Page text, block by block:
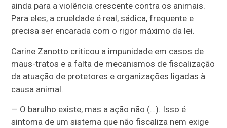
ainda para a violência crescente contra os animais.
Para eles, a crueldade é real, sádica, frequente e
precisa ser encarada com o rigor máximo da lei.
Carine Zanotto criticou a impunidade em casos de
maus-tratos e a falta de mecanismos de fiscalização
da atuação de protetores e organizações ligadas à
causa animal.
— O barulho existe, mas a ação não (…). Isso é
sintoma de um sistema que não fiscaliza nem exige